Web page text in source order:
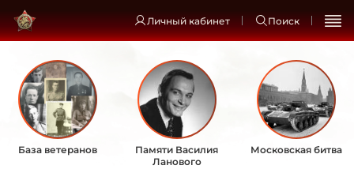
Личный кабинет Поиск
База ветеранов
Памяти Василия
Ланового
Московская битва